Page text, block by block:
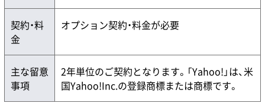
契約・料
金
オプション契約・料金が必要
主な留意
事項
2年単位のご契約となります。「Yahoo!」は、米
国Yahoo!Inc.の登録商標または商標です。